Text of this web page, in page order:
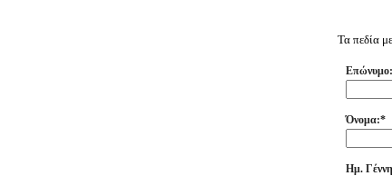
Τα πεδία
Όνομα:*
Ημ.